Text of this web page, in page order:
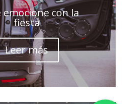
emocione con la
fiesta
Leer más